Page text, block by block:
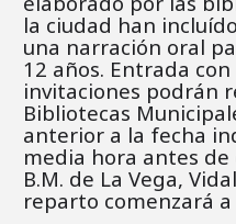
la ciudad han
una narración oral
12 años. Entrada
invitaciones podrán
Bibliotecas
anterior a la fecha
media hora antes de
B.M. de La Vega,
reparto comenzará a